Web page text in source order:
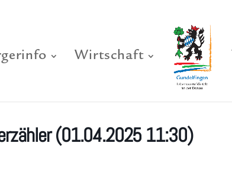
Wirtschaft
(01.04.2025 11:30)